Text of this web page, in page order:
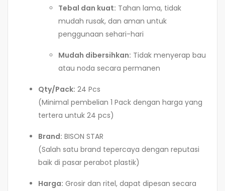
Tebal dan kuat: Tahan lama, tidak
mudah rusak, dan aman untuk
penggunaan sehari-hari
Mudah dibersihkan: Tidak menyerap bau
atau noda secara permanen
Qty/Pack: 24 Pcs
(Minimal pembelian 1 Pack dengan harga yang
tertera untuk 24 pcs)
Brand: BISON STAR
(Salah satu brand tepercaya dengan reputasi
baik di pasar perabot plastik)
Harga: Grosir dan ritel, dapat dipesan secara